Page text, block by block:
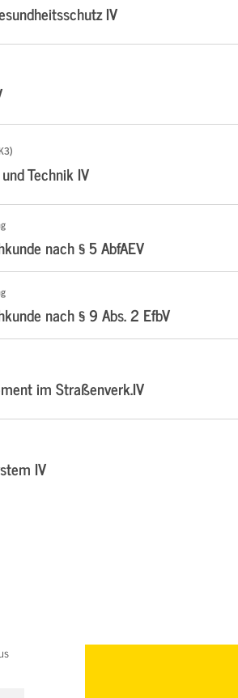
IV
Technik IV
nach § 5 AbfAEV
nach § 9 Abs. 2 EfbV
im Straßenverk.IV
IV